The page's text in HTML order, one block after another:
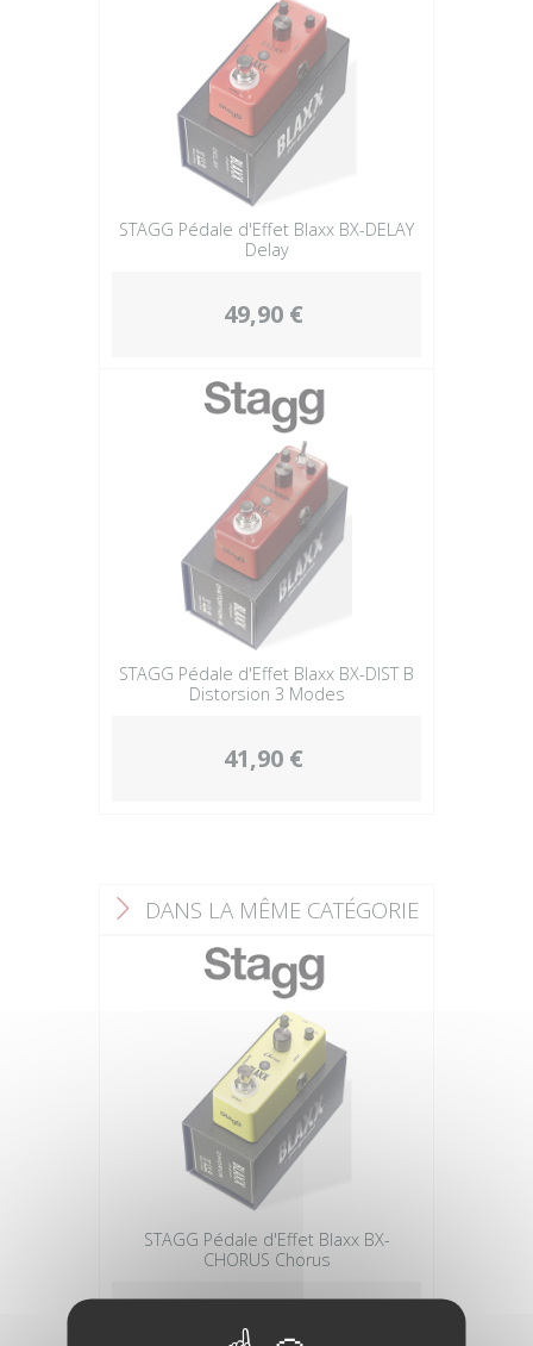
STAGG Pédale d'Effet Blaxx BX-DELAY
Delay
49,90 €
STAGG Pédale d'Effet Blaxx BX-DIST B
Distorsion 3 Modes
41,90 €
F DANS LA MÊME CATÉGORIE
STAGG Pédale d'Effet Blaxx BX-
CHORUS Chorus
49,90 €